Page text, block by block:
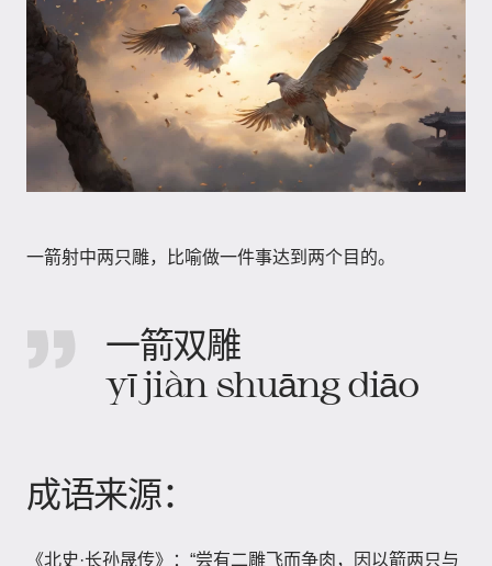
一箭射中两只雕，比喻做一件事达到两个目的。
一箭双雕
yī jiàn shuāng diāo
成语来源：
《北史·长孙晟传》：“尝有二雕飞而争肉，因以箭两只与